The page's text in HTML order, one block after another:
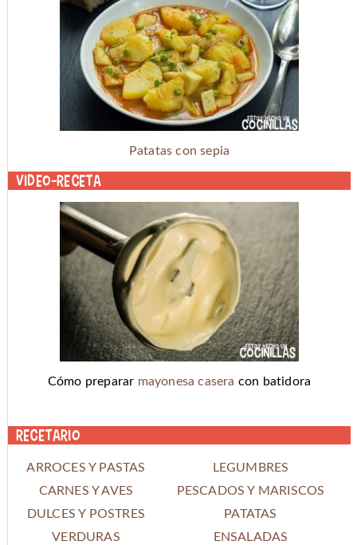
Patatas con sepia
Video-receta
Cómo preparar mayonesa casera con batidora
Recetario
ARROCES Y PASTAS
LEGUMBRES
CARNES Y AVES
PESCADOS Y MARISCOS
DULCES Y POSTRES
PATATAS
VERDURAS
ENSALADAS